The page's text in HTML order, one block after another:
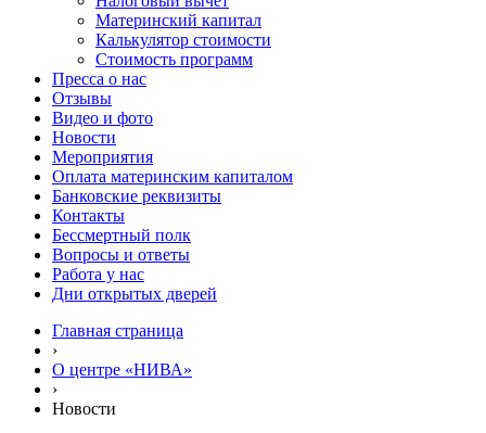
Материнский капитал
Калькулятор стоимости
Стоимость программ
Пресса о нас
Отзывы
Видео и фото
Новости
Мероприятия
Оплата материнским капиталом
Банковские реквизиты
Контакты
Бессмертный полк
Вопросы и ответы
Работа у нас
Дни открытых дверей
Главная страница
›
О центре «НИВА»
›
Новости